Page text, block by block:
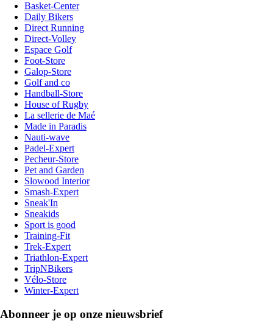
Basket-Center
Daily Bikers
Direct Running
Direct-Volley
Espace Golf
Foot-Store
Galop-Store
Golf and co
Handball-Store
House of Rugby
La sellerie de Maé
Made in Paradis
Nauti-wave
Padel-Expert
Pecheur-Store
Pet and Garden
Slowood Interior
Smash-Expert
Sneak'In
Sneakids
Sport is good
Training-Fit
Trek-Expert
Triathlon-Expert
TripNBikers
Vélo-Store
Winter-Expert
Abonneer je op onze nieuwsbrief